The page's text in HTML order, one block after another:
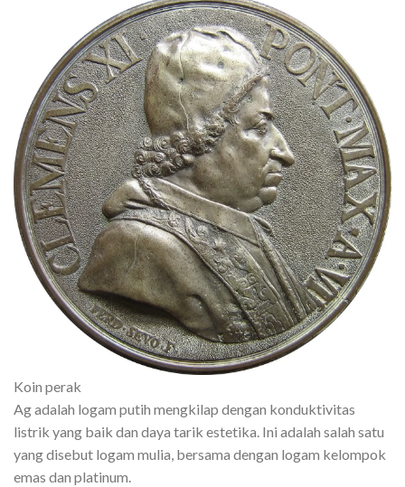
Koin perak
Ag adalah logam putih mengkilap dengan konduktivitas
listrik yang baik dan daya tarik estetika. Ini adalah salah satu
yang disebut logam mulia, bersama dengan logam kelompok
emas dan platinum.